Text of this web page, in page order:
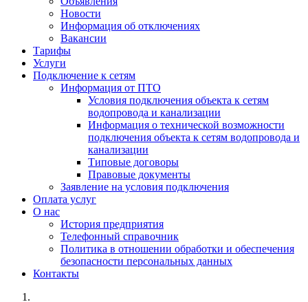
Новости
Информация об отключениях
Вакансии
Тарифы
Услуги
Подключение к сетям
Информация от ПТО
Условия подключения объекта к сетям
водопровода и канализации
Информация о технической возможности
подключения объекта к сетям водопровода и
канализации
Типовые договоры
Правовые документы
Заявление на условия подключения
Оплата услуг
О нас
История предприятия
Телефонный справочник
Политика в отношении обработки и обеспечения
безопасности персональных данных
Контакты